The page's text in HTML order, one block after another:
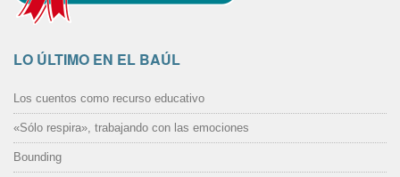
LO ÚLTIMO EN EL BAÚL
Los cuentos como recurso educativo
«Sólo respira», trabajando con las emociones
Bounding